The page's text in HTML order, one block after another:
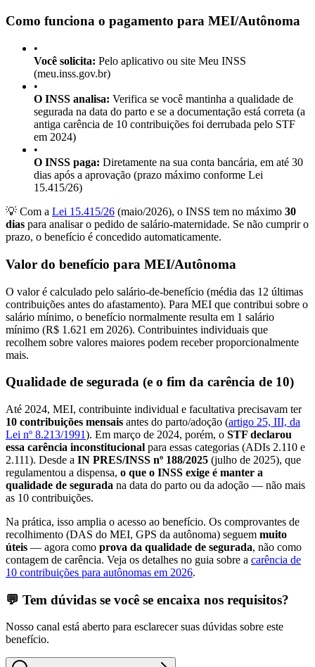
Como funciona o pagamento para MEI/Autônoma
•
Você solicita: Pelo aplicativo ou site Meu INSS
(meu.inss.gov.br)
•
O INSS analisa: Verifica se você mantinha a qualidade de
segurada na data do parto e se a documentação está correta (a
antiga carência de 10 contribuições foi derrubada pelo STF
em 2024)
•
O INSS paga: Diretamente na sua conta bancária, em até 30
dias após a aprovação (prazo máximo conforme Lei
15.415/26)
💡 Com a Lei 15.415/26 (maio/2026), o INSS tem no máximo 30
dias para analisar o pedido de salário-maternidade. Se não cumprir o
prazo, o benefício é concedido automaticamente.
Valor do benefício para MEI/Autônoma
O valor é calculado pelo salário-de-benefício (média das 12 últimas
contribuições antes do afastamento). Para MEI que contribui sobre o
salário mínimo, o benefício normalmente resulta em 1 salário
mínimo (R$ 1.621 em 2026). Contribuintes individuais que
recolhem sobre valores maiores podem receber proporcionalmente
mais.
Qualidade de segurada (e o fim da carência de 10)
Até 2024, MEI, contribuinte individual e facultativa precisavam ter
10 contribuições mensais antes do parto/adoção (artigo 25, III, da
Lei nº 8.213/1991). Em março de 2024, porém, o STF declarou
essa carência inconstitucional para essas categorias (ADIs 2.110 e
2.111). Desde a IN PRES/INSS nº 188/2025 (julho de 2025), que
regulamentou a dispensa, o que o INSS exige é manter a
qualidade de segurada na data do parto ou da adoção — não mais
as 10 contribuições.
Na prática, isso amplia o acesso ao benefício. Os comprovantes de
recolhimento (DAS do MEI, GPS da autônoma) seguem muito
úteis — agora como prova da qualidade de segurada, não como
contagem de carência. Veja os detalhes no guia sobre a carência de
10 contribuições para autônomas em 2026.
💬 Tem dúvidas se você se encaixa nos requisitos?
Nosso canal está aberto para esclarecer suas dúvidas sobre este
benefício.